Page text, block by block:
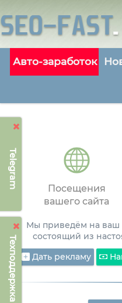
Telegram
Техподдержка
Авто-заработок
Посещения
вашего сайта
Мы приведём на ваш
состоящий из
Дать рекламу